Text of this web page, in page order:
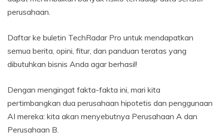
perusahaan.
Daftar ke buletin TechRadar Pro untuk mendapatkan
semua berita, opini, fitur, dan panduan teratas yang
dibutuhkan bisnis Anda agar berhasil!
Dengan mengingat fakta-fakta ini, mari kita
pertimbangkan dua perusahaan hipotetis dan penggunaan
AI mereka: kita akan menyebutnya Perusahaan A dan
Perusahaan B.